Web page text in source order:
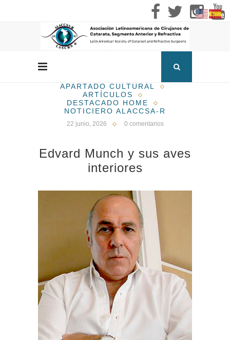
APARTADO CULTURAL
ARTÍCULOS
DESTACADO HOME
NOTICIERO ALACCSA-R
22 junio, 2026 0 comentarios
Edvard Munch y sus aves
interiores